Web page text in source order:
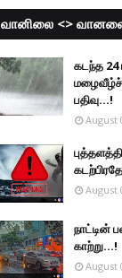
வானிலை <>
கடந்த
பதிவு...!
August
August
நாட்டின்
காற்று...!
August